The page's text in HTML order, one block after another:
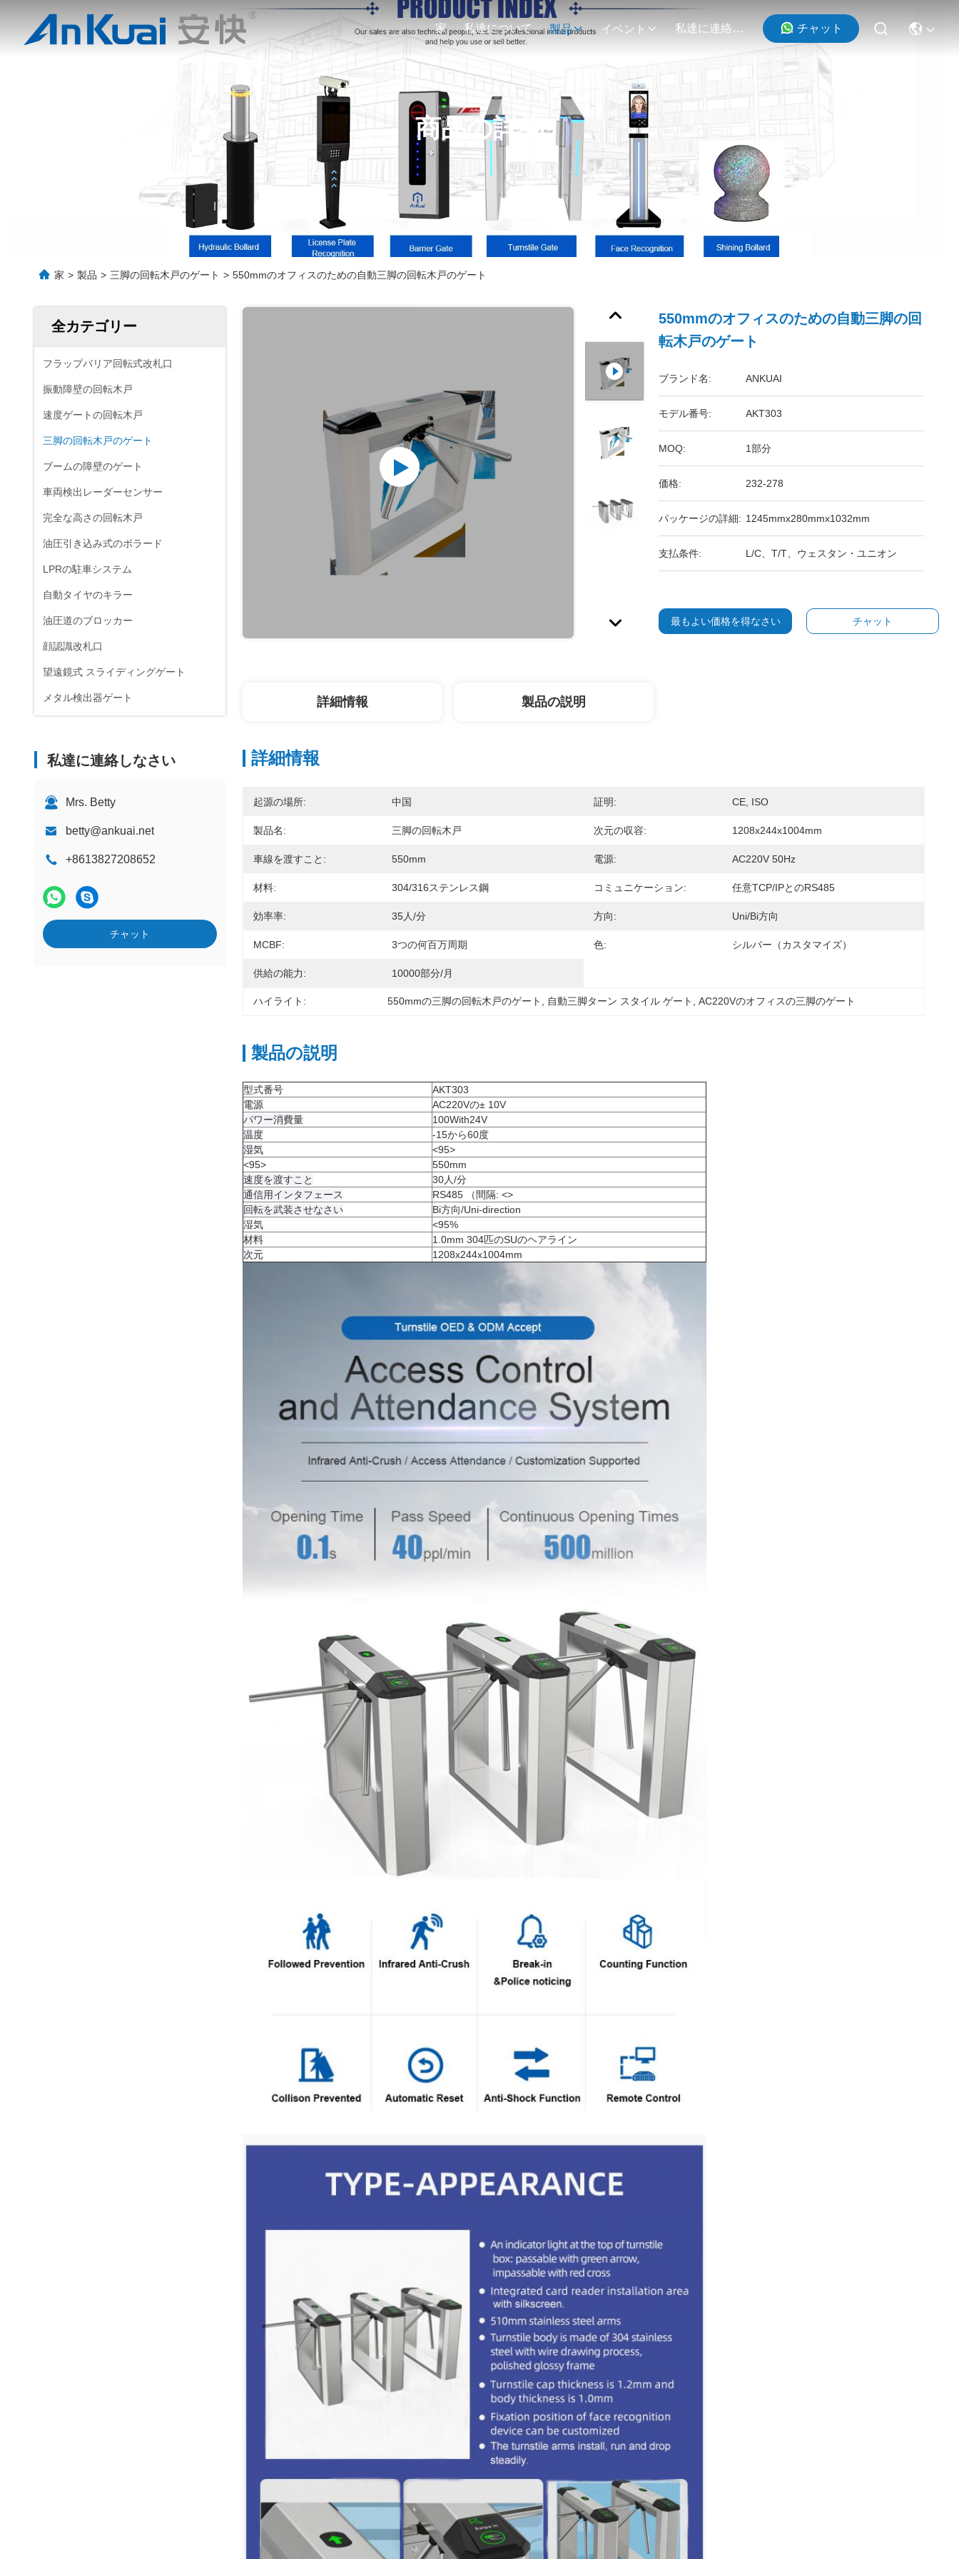
家 私達について 製品 イベント 私達に連絡しなさい チャット
商品の詳細
家 > 製品 > 三脚の回転木戸のゲート > 550mmのオフィスのための自動三脚の回転木戸のゲート
全カテゴリー
フラップバリア回転式改札口
振動障壁の回転木戸
速度ゲートの回転木戸
三脚の回転木戸のゲート
ブームの障壁のゲート
車両検出レーダーセンサー
完全な高さの回転木戸
油圧引き込み式のボラード
LPRの駐車システム
自動タイヤのキラー
油圧道のブロッカー
顔認識改札口
望遠鏡式 スライディングゲート
メタル検出器ゲート
私達に連絡しなさい
Mrs. Betty
betty@ankuai.net
+8613827208652
チャット
550mmのオフィスのための自動三脚の回
転木戸のゲート
ブランド名: ANKUAI
モデル番号: AKT303
MOQ: 1部分
価格: 232-278
パッケージの詳細: 1245mmx280mmx1032mm
支払条件: L/C、T/T、ウェスタン・ユニオン
最もよい価格を得なさい チャット
詳細情報 製品の説明
詳細情報
起源の場所: 中国 証明: CE, ISO
製品名: 三脚の回転木戸 次元の収容: 1208x244x1004mm
車線を渡すこと: 550mm 電源: AC220V 50Hz
材料: 304/316ステンレス鋼 コミュニケーション: 任意TCP/IPとのRS485
効率率: 35人/分 方向: Uni/Bi方向
MCBF: 3つの何百万周期 色: シルバー（カスタマイズ）
供給の能力: 10000部分/月
ハイライト: 550mmの三脚の回転木戸のゲート 自動三脚ターン スタイル ゲート , AC220Vのオフィスの三脚のゲート
製品の説明
型式番号
AKT303
電源
AC220Vの± 10V
パワー消費量
100With24V
温度
-15から60度
湿気
<95>
<95>
550mm
速度を渡すこと
30人/分
通信用インタフェース
RS485 （間隔: <>
回転を武装させなさい
Bi方向/Uni-direction
湿気
<95%
材料
1.0mm 304匹のSUのヘアライン
次元
1208x244x1004mm